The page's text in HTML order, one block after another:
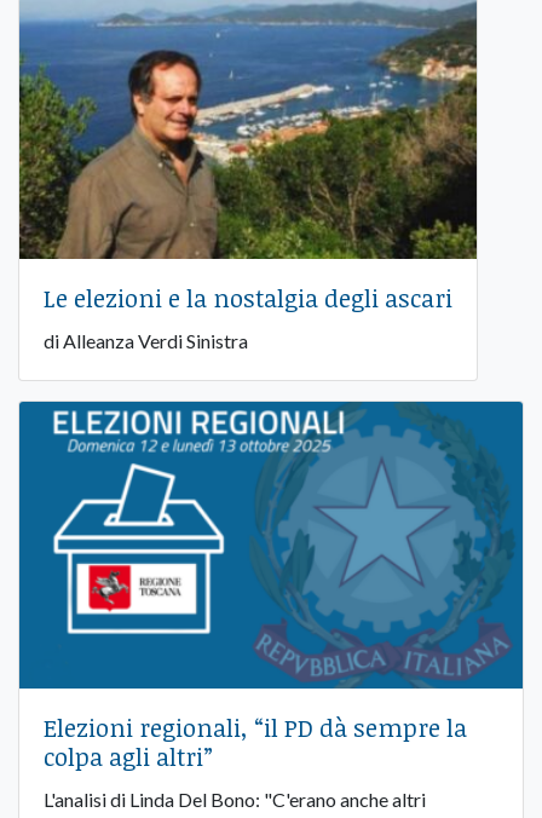
Le elezioni e la nostalgia degli ascari
di Alleanza Verdi Sinistra
Elezioni regionali, “il PD dà sempre la
colpa agli altri”
L'analisi di Linda Del Bono: "C'erano anche altri